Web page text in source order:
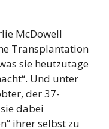
McDowell
Transplantation
sie heutzutage
Und unter
der 37-
dabei
ihrer selbst zu